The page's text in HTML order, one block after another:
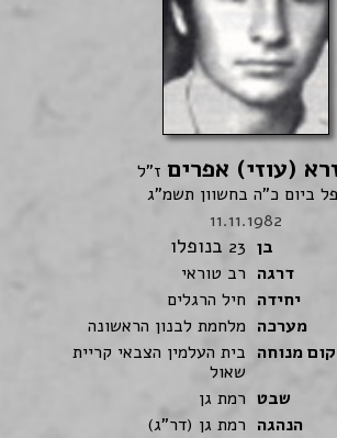
(עוזי) אפרים ז"ל
ביום כ"ה בחשוון תשמ"ג
11.11.1982
בן 23 בנופלו
דרגה רב טוראי
יחידה חיל הרגלים
מערכה מלחמת לבנון הראשונה
מנוחה בית העלמין הצבאי קריית
שאול
שבט רמת גן
הנהגה רמת גן (דר"ג)